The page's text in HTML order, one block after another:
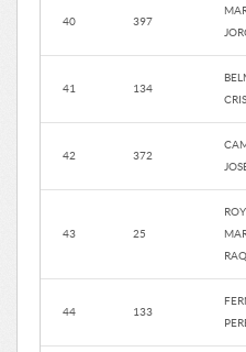
40 397
41 134
42 372
43 25
44 133